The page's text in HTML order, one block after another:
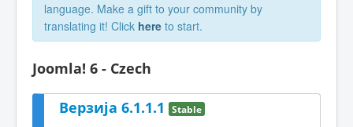
language. Make a gift to your community by
translating it! Click here to start.
Joomla! 6 - Czech
Верзија 6.1.1.1 Stable